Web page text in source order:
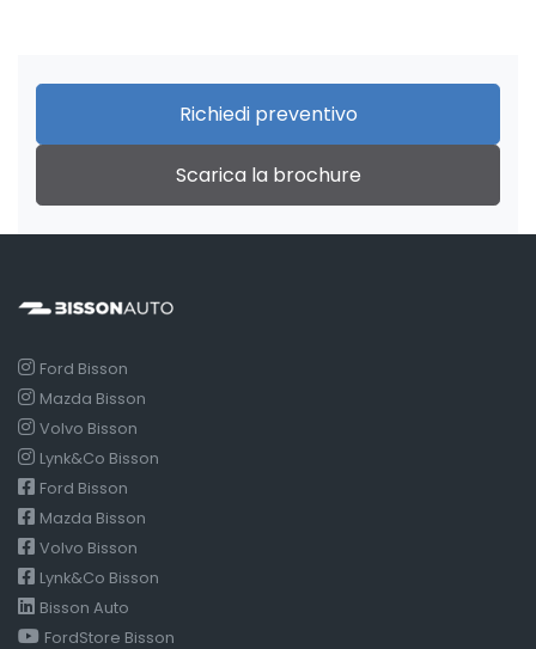
Richiedi preventivo
Scarica la brochure
Ford Bisson
Mazda Bisson
Volvo Bisson
Lynk&Co Bisson
Ford Bisson
Mazda Bisson
Volvo Bisson
Lynk&Co Bisson
Bisson Auto
FordStore Bisson